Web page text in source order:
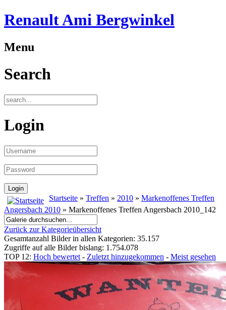
Renault Ami Bergwinkel
Menu
Search
Login
Startseite » Treffen » 2010 » Markenoffenes Treffen
Angersbach 2010 » Markenoffenes Treffen Angersbach 2010_142
Zurück zur Kategorieübersicht
Gesamtanzahl Bilder in allen Kategorien: 35.157
Zugriffe auf alle Bilder bislang: 1.754.078
TOP 12: Hoch bewertet - Zuletzt hinzugekommen - Meist gesehen